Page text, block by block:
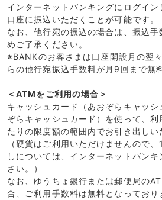
インターネットバンキングにログイ
口座に振込いただくことが可能です。
なお、他行宛の振込の場合は、振込
めご了承ください。
※BANKのお客さまは口座開設月の翌
らの他行宛振込手数料が月9回まで無
＜ATMをご利用の場合＞
キャッシュカード（あおぞらキャッ
ぞらキャッシュカード）を使って、
たりの限度額の範囲内でお引き出しい
（硬貨はご利用いただけませんので
しについては、インターネットバン
さい。）
なお、ゆうちょ銀行または郵便局の
合、ご利用手数料は無料となっており